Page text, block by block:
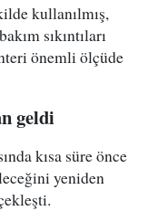
kullanılmış,
sıkıntıları
önemli ölçüde
geldi
kısa süre önce
yeniden